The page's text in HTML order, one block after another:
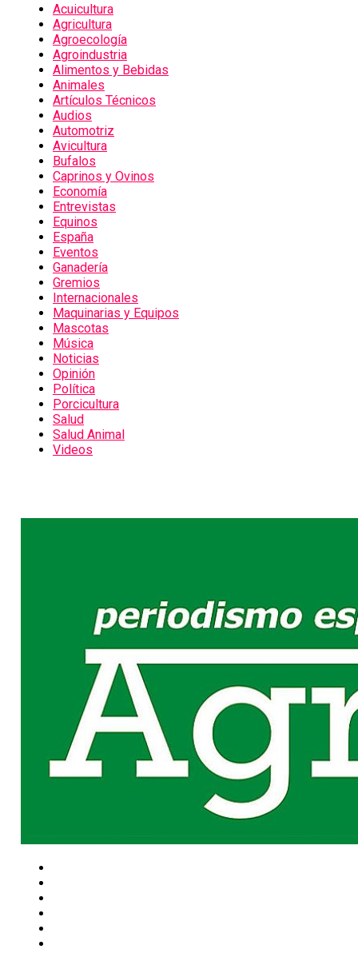
Acuicultura
Agricultura
Agroecología
Agroindustria
Alimentos y Bebidas
Animales
Artículos Técnicos
Audios
Automotriz
Avicultura
Bufalos
Caprinos y Ovinos
Economía
Entrevistas
Equinos
España
Eventos
Ganadería
Gremios
Internacionales
Maquinarias y Equipos
Mascotas
Música
Noticias
Opinión
Política
Porcicultura
Salud
Salud Animal
Videos